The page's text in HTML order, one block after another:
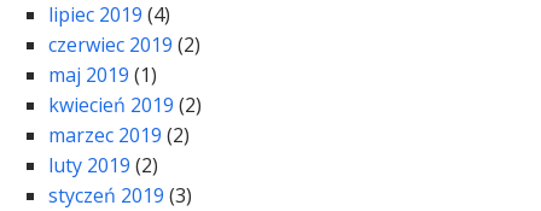
lipiec 2019 (4)
czerwiec 2019 (2)
maj 2019 (1)
kwiecień 2019 (2)
marzec 2019 (2)
luty 2019 (2)
styczeń 2019 (3)